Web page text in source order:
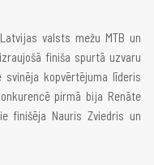
valsts mežu MTB un
finiša spurtā uzvaru
svinēja kopvērtējuma līderis
pirmā bija Renāte
finišēja Nauris Zviedris un